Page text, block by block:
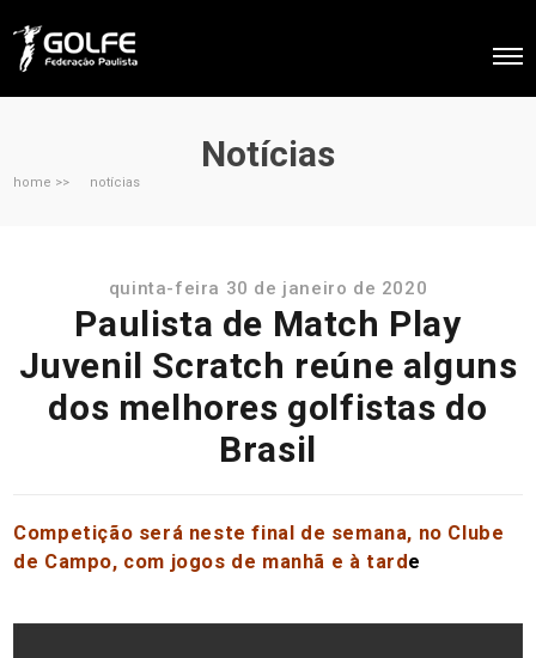
Notícias
home >> notícias
quinta-feira 30 de janeiro de 2020
Paulista de Match Play
Juvenil Scratch reúne alguns
dos melhores golfistas do
Brasil
Competição será neste final de semana, no Clube
de Campo, com jogos de manhã e à tarde